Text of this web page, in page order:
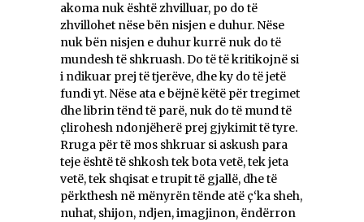
akoma nuk është zhvilluar, po do të
zhvillohet nëse bën nisjen e duhur. Nëse
nuk bën nisjen e duhur kurrë nuk do të
mundesh të shkruash. Do të të kritikojnë si
i ndikuar prej të tjerëve, dhe ky do të jetë
fundi yt. Nëse ata e bëjnë këtë për tregimet
dhe librin tënd të parë, nuk do të mund të
çlirohesh ndonjëherë prej gjykimit të tyre.
Rruga për të mos shkruar si askush para
teje është të shkosh tek bota vetë, tek jeta
vetë, tek shqisat e trupit të gjallë, dhe të
përkthesh në mënyrën tënde atë ç‘ka sheh,
nuhat, shijon, ndjen, imagjinon, ëndërron